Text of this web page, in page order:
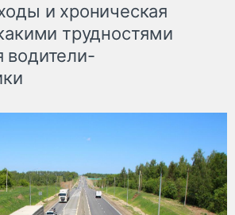
и хроническая
трудностями
водители-